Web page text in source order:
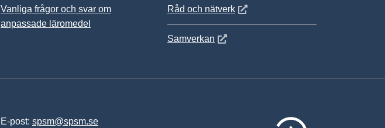
Vanliga frågor och svar om
anpassade läromedel
Råd och nätverkÖppnas i nytt fönster
Samverkan Öppnas i nytt fönster
E-post: spsm@spsm.se